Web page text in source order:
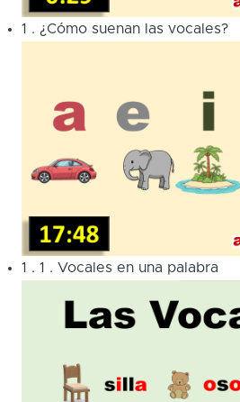
1 . ¿Cómo suenan las vocales?
1 . 1 . Vocales en una palabra